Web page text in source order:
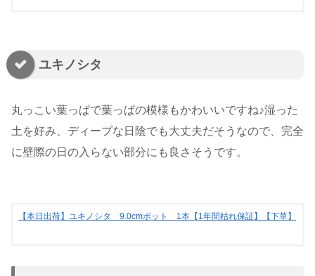
ユキノシタ
丸っこい葉っぱで葉っぱの模様もかわいいですね♪湿った
土を好み、ディープな日陰でも大丈夫だそうなので、完全
に壁際の日の入らない部分にも良さそうです。
【本日出荷】ユキノシタ 9.0cmポット 1本【1年間枯れ保証】【下草】